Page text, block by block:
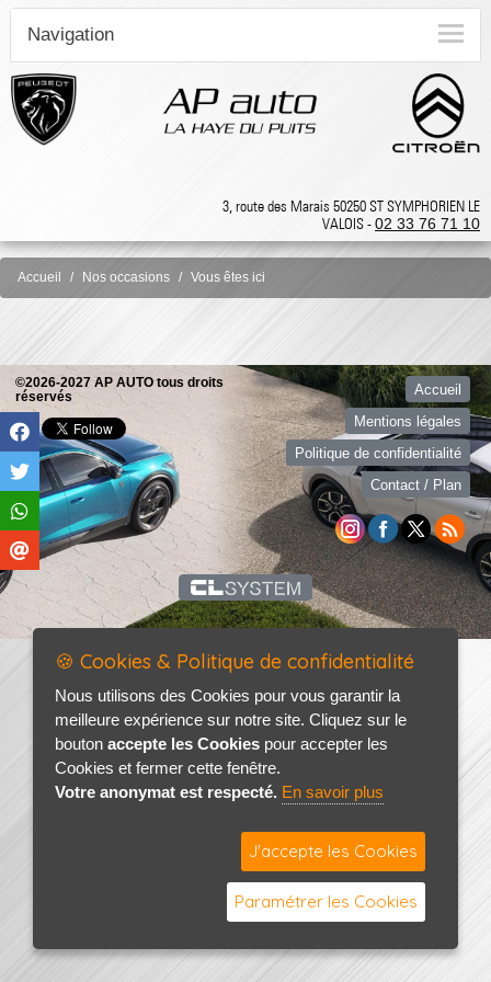
Navigation
3, route des Marais 50250 ST SYMPHORIEN LE
VALOIS -02 33 76 71 10
Accueil Nos occasions Vous êtes ici
©2026-2027 AP AUTO tous droits
réservés
Accueil
Mentions légales
Politique de confidentialité
Contact / Plan
🍪 Cookies & Politique de confidentialité
Nous utilisons des Cookies pour vous garantir la
meilleure expérience sur notre site. Cliquez sur le
bouton accepte les Cookies pour accepter les
Cookies et fermer cette fenêtre.
Votre anonymat est respecté. En savoir plus
J'accepte les Cookies
Paramétrer les Cookies